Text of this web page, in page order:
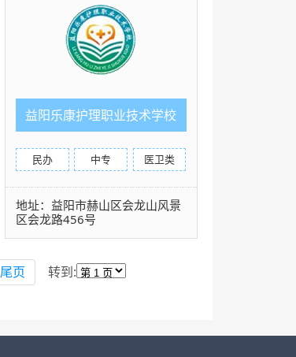
益阳乐康护理职业技术学校
民办 中专 医卫类
地址：益阳市赫山区会龙山风景
区会龙路456号
尾页 转到: